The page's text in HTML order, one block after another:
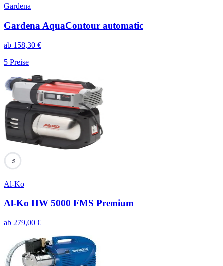
Gardena
Gardena AquaContour automatic
ab 158,30 €
5 Preise
93
Al-Ko
Al-Ko HW 5000 FMS Premium
ab 279,00 €